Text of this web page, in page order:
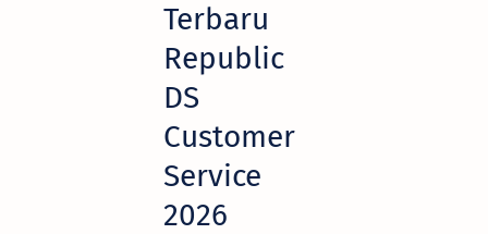
Terbaru
Republic
DS
Customer
Service
2026